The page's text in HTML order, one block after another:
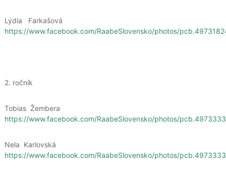
Lýdia Farkašová
https://www.facebook.com/RaabeSlovensko/photos/
2. ročník
Tobias Žembera
https://www.facebook.com/RaabeSlovensko/photos/
Nela Karlovská
https://www.facebook.com/RaabeSlovensko/photos/